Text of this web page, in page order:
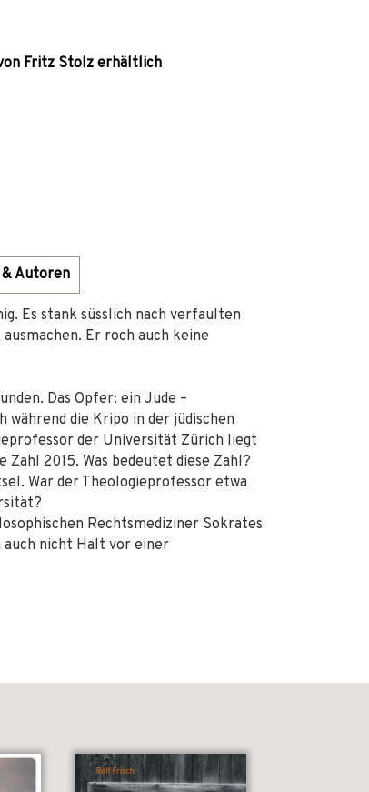
Fritz Stolz erhältlich
Autoren
Es stank süsslich nach verfaulten
Er roch auch keine
Das Opfer: ein Jude –
die Kripo in der jüdischen
der Universität Zürich liegt
2015. Was bedeutet diese Zahl?
War der Theologieprofessor etwa
Rechtsmediziner Sokrates
auch nicht Halt vor einer